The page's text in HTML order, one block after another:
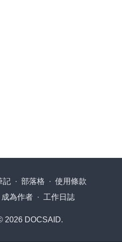
記 · 部落格 · 使用條款
成為作者 · 工作日誌
2026 DOCSAID.